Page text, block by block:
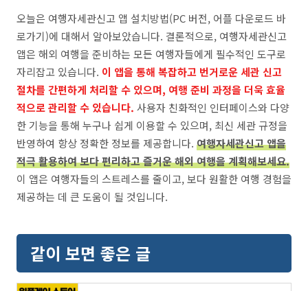
오늘은 여행자세관신고 앱 설치방법(PC 버전, 어플 다운로드 바
로가기)에 대해서 알아보았습니다. 결론적으로, 여행자세관신고
앱은 해외 여행을 준비하는 모든 여행자들에게 필수적인 도구로
자리잡고 있습니다. 이 앱을 통해 복잡하고 번거로운 세관 신고
절차를 간편하게 처리할 수 있으며, 여행 준비 과정을 더욱 효율
적으로 관리할 수 있습니다. 사용자 친화적인 인터페이스와 다양
한 기능을 통해 누구나 쉽게 이용할 수 있으며, 최신 세관 규정을
반영하여 항상 정확한 정보를 제공합니다. 여행자세관신고 앱을
적극 활용하여 보다 편리하고 즐거운 해외 여행을 계획해보세요.
이 앱은 여행자들의 스트레스를 줄이고, 보다 원활한 여행 경험을
제공하는 데 큰 도움이 될 것입니다.
같이 보면 좋은 글